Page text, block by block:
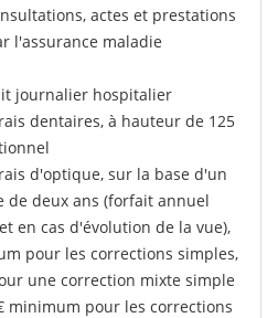
actes et prestations
l'assurance maladie
journalier hospitalier
dentaires, à hauteur de 125
d'optique, sur la base d'un
deux ans (forfait annuel
en cas d'évolution de la vue),
pour les corrections simples,
une correction mixte simple
minimum pour les corrections